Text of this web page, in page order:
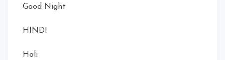
Good Night
HINDI
Holi